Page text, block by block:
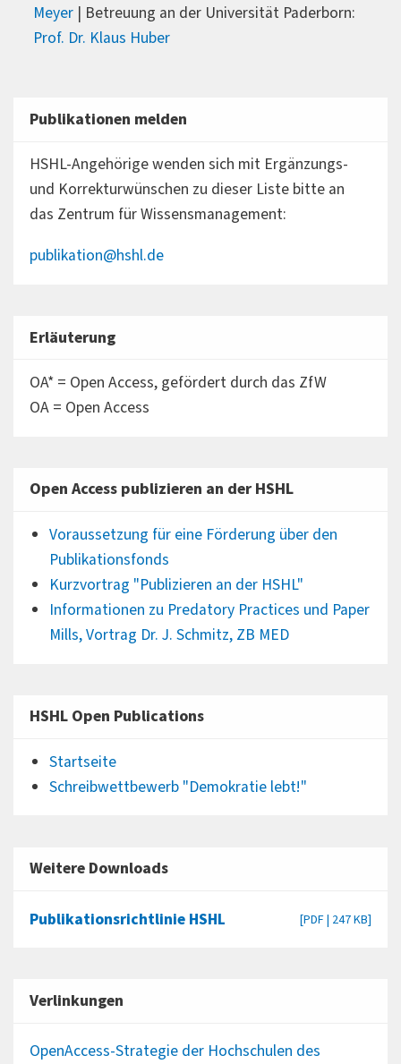
Meyer | Betreuung an der Universität Paderborn:
Prof. Dr. Klaus Huber
Publikationen melden
HSHL-Angehörige wenden sich mit Ergänzungs-
und Korrekturwünschen zu dieser Liste bitte an
das Zentrum für Wissensmanagement:
publikation@hshl.de
Erläuterung
OA* = Open Access, gefördert durch das ZfW
OA = Open Access
Open Access publizieren an der HSHL
Voraussetzung für eine Förderung über den
Publikationsfonds
Kurzvortrag "Publizieren an der HSHL"
Informationen zu Predatory Practices und Paper
Mills, Vortrag Dr. J. Schmitz, ZB MED
HSHL Open Publications
Startseite
Schreibwettbewerb "Demokratie lebt!"
Weitere Downloads
Publikationsrichtlinie HSHL [PDF | 247 KB]
Verlinkungen
OpenAccess-Strategie der Hochschulen des